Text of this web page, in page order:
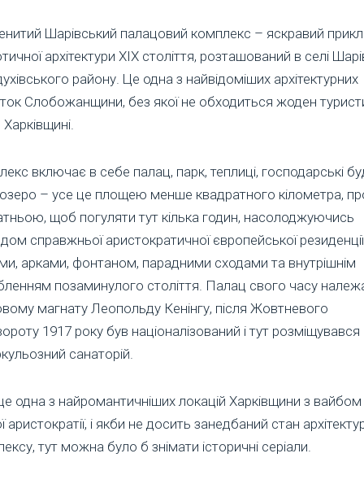
Шарівський палацовий комплекс – яскравий
архітектури ХІХ століття, розташований в селі
району. Це одна з найвідоміших архітектурних
Слобожанщини, без якої не обходиться жоден
Харківщині.
включає в себе палац, парк, теплиці, господарські
озеро – усе це площею менше квадратного кілометра,
щоб погуляти тут кілька годин, насолоджуючись
справжньої аристократичної європейської
арками, фонтаном, парадними сходами та внутрішнім
позаминулого століття. Палац свого часу
магнату Леопольду Кенінгу, після Жовтневого
1917 року був націоналізований і тут розміщувався
санаторій.
одна з найромантичніших локацій Харківщини з вайбом
аристократії, і якби не досить занедбаний стан
тут можна було б знімати історичні серіали.